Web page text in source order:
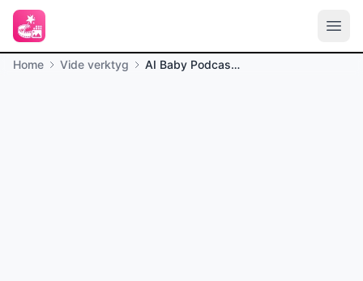
Home Vide verktyg AI Baby Podcast Generator